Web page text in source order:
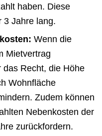
haben. Diese
3 Jahre lang.
Wenn die
Mietvertrag
Recht, die Höhe
Wohnfläche
Zudem können
Nebenkosten der
zurückfordern.